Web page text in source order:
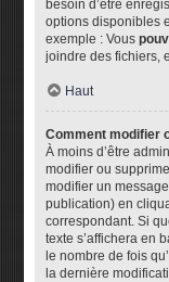
besoin d’être
options disponibles
exemple : Vous
joindre des fichiers,
Haut
Comment modifier
À moins d’être
modifier ou
modifier un
publication) en
correspondant. Si
texte s’affichera en
le nombre de fois
la dernière